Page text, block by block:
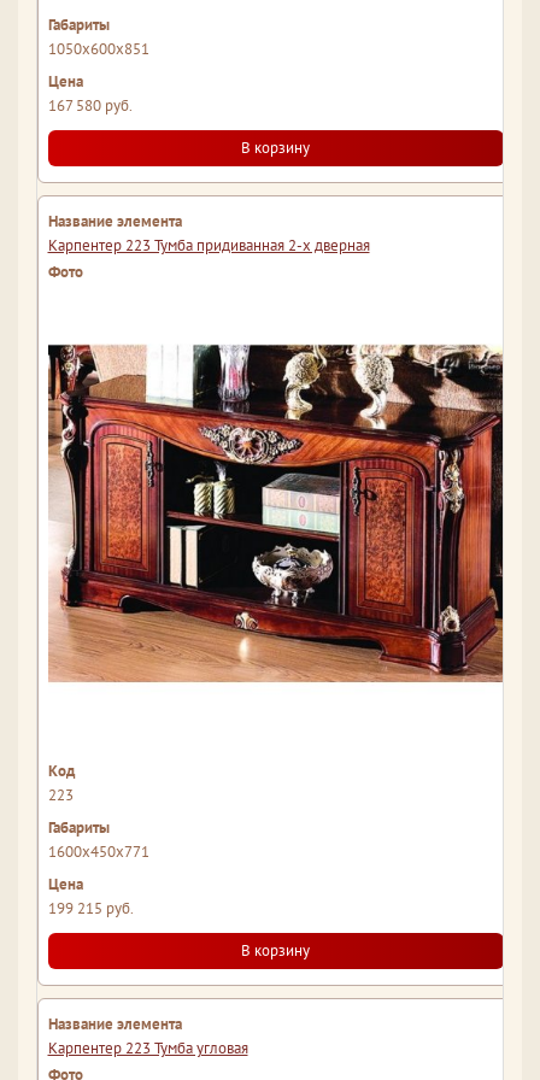
1050x600x851
167 580 руб.
В корзину
Карпентер 223 Тумба придиванная 2-х дверная
223
1600x450x771
199 215 руб.
В корзину
Карпентер 223 Тумба угловая